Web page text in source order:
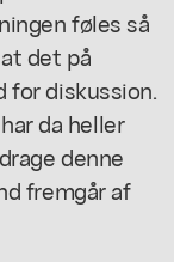
føles så
det på
for diskussion.
da heller
denne
fremgår af